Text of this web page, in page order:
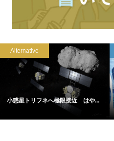
Alternative
小惑星トリフネへ極限接近 はや...